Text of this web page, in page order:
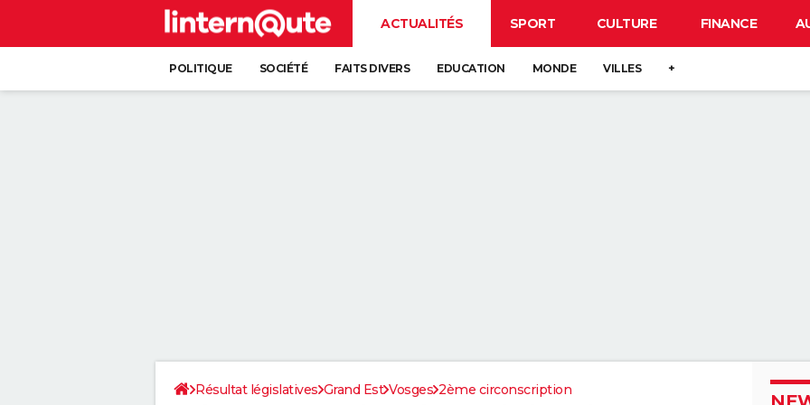
ACTUALITÉS SPORT CULTURE FINANCE
POLITIQUE SOCIÉTÉ FAITS DIVERS EDUCATION MONDE VILLES +
Résultat législatives Grand Est Vosges 2ème circonscription